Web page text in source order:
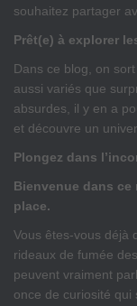
souhaitez partager
Prêt(e) à explorer
Dans ce blog, on
aussi variés que
absurdes, il y en a
et découvre un
Plongez dans
Bienvenue dans ce
place.
Vous êtes-vous déjà
rideaux de fumée
peuvent vraiment
once de curiosité qui